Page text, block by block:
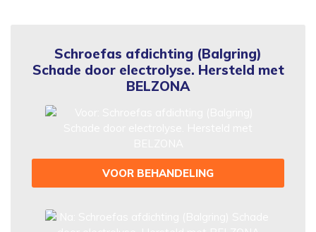
Schroefas afdichting (Balgring)
Schade door electrolyse. Hersteld met
BELZONA
VOOR BEHANDELING